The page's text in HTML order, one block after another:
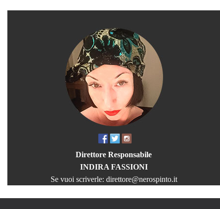
Direttore Responsabile
INDIRA FASSIONI
Se vuoi scriverle: direttore@nerospinto.it